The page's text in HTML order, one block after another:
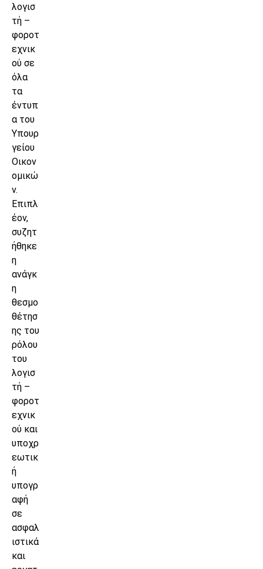
λογισ
τή –
φοροτ
εχνικ
ού σε
όλα
τα
έντυπ
α του
Υπουρ
γείου
Οικον
ομικώ
ν.
Επιπλ
έον,
συζητ
ήθηκε
η
ανάγκ
η
θεσμο
θέτησ
ης του
ρόλου
του
λογισ
τή –
φοροτ
εχνικ
ού και
υποχρ
εωτικ
ή
υπογρ
αφή
σε
ασφαλ
ιστικά
και